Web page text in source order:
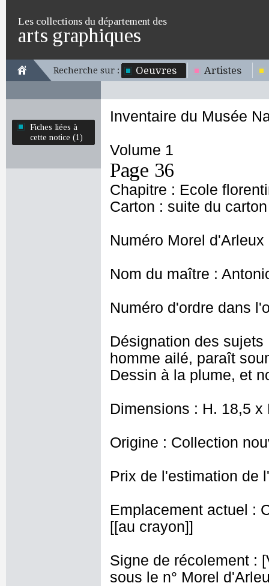
Les collections du département des
arts graphiques
Recherche sur : Oeuvres Artistes
Fiches liées à
cette notice (1)
Inventaire du Musée
Volume 1
Page 36
Chapitre : Ecole
Carton : suite du
Numéro Morel d'Arleux
Nom du maître :
Numéro d'ordre dans
Désignation des
homme ailé, paraît
Dessin à la plume, et
Dimensions : H. 18,5 x
Origine : Collection
Prix de l'estimation de
Emplacement actuel :
[[au crayon]]
Signe de récolement :
sous le n° Morel